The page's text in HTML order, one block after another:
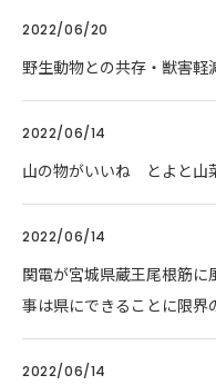
2022/06/20
野生動物との共存・獣害軽
2022/06/14
山の物がいいね とよと山
2022/06/14
関電が宮城県蔵王尾根筋
事は県にできることに限界
2022/06/14